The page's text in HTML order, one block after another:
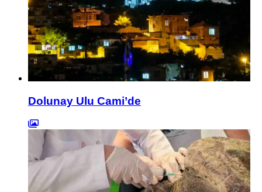
Dolunay Ulu Cami’de